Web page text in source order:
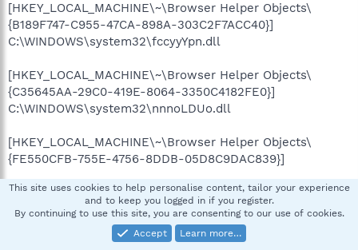
[HKEY_LOCAL_MACHINE\~\Browser Helper Objects\
{B189F747-C955-47CA-898A-303C2F7ACC40}]
C:\WINDOWS\system32\fccyyYpn.dll
[HKEY_LOCAL_MACHINE\~\Browser Helper Objects\
{C35645AA-29C0-419E-8064-3350C4182FE0}]
C:\WINDOWS\system32\nnnoLDUo.dll
[HKEY_LOCAL_MACHINE\~\Browser Helper Objects\
{FE550CFB-755E-4756-8DDB-05D8C9DAC839}]
[HKEY_LOCAL_MACHINE\SOFTWARE\Microsoft\Windows\
CurrentVersion\Run]
"IgfxTray"="C:\WINDOWS\system32\igfxtray.exe"
[05.04.2005 07:22]
This site uses cookies to help personalise content, tailor your experience
and to keep you logged in if you register.
By continuing to use this site, you are consenting to our use of cookies.
Accept
Learn more…